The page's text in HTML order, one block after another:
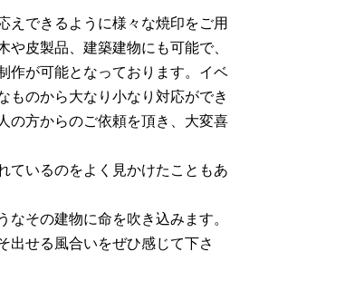
えできるように様々な焼印をご用
皮製品、建築建物にも可能で、
作が可能となっております。イベ
ものから大なり小なり対応ができ
の方からのご依頼を頂き、大変喜
ているのをよく見かけたこともあ
その建物に命を吹き込みます。
出せる風合いをぜひ感じて下さ